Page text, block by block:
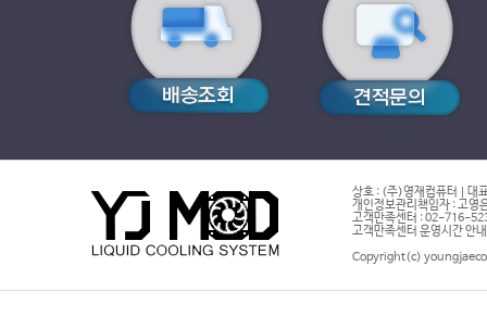
상호 : (주)영재컴퓨터 | 대
개인정보관리책임자 : 고영
고객만족센터 : 02-716-
고객만족센터 운영시간 안
Copyright(c)